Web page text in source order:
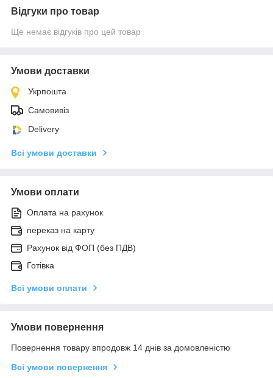
Відгуки про товар
Ще немає відгуків про цей товар
Умови доставки
Укрпошта
Самовивіз
Delivery
Всі умови доставки
Умови оплати
Оплата на рахунок
переказ на карту
Рахунок від ФОП (без ПДВ)
Готівка
Всі умови оплати
Умови повернення
Повернення товару впродовж 14 днів за домовленістю
Всі умови повернення